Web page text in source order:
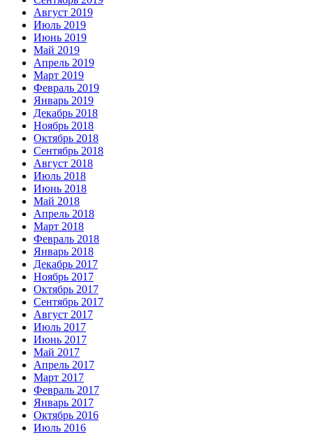
Август 2019
Июль 2019
Июнь 2019
Май 2019
Апрель 2019
Март 2019
Февраль 2019
Январь 2019
Декабрь 2018
Ноябрь 2018
Октябрь 2018
Сентябрь 2018
Август 2018
Июль 2018
Июнь 2018
Май 2018
Апрель 2018
Март 2018
Февраль 2018
Январь 2018
Декабрь 2017
Ноябрь 2017
Октябрь 2017
Сентябрь 2017
Август 2017
Июль 2017
Июнь 2017
Май 2017
Апрель 2017
Март 2017
Февраль 2017
Январь 2017
Октябрь 2016
Июль 2016